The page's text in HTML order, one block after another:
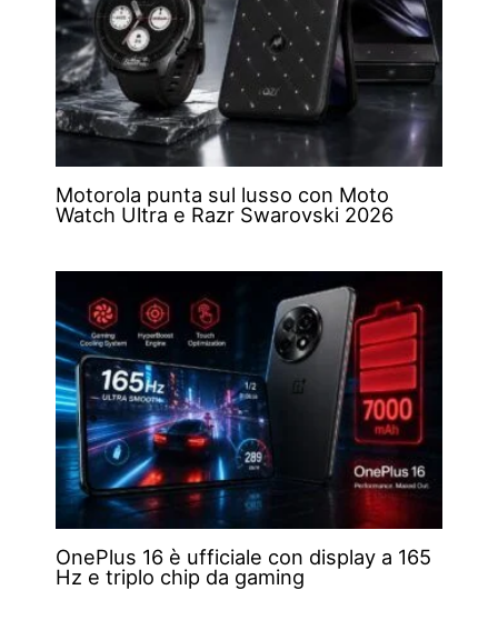
Motorola punta sul lusso con Moto
Watch Ultra e Razr Swarovski 2026
OnePlus 16 è ufficiale con display a 165
Hz e triplo chip da gaming